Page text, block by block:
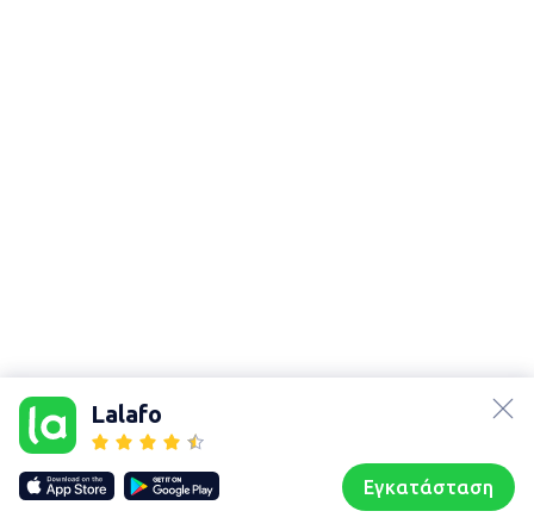
Lalafo
Εγκατάσταση
Our websites
lalafo.kg
lalafo.rs
lalafo.pl
Sitemap
Χάρτης
Συζητήσεις Προφίλ